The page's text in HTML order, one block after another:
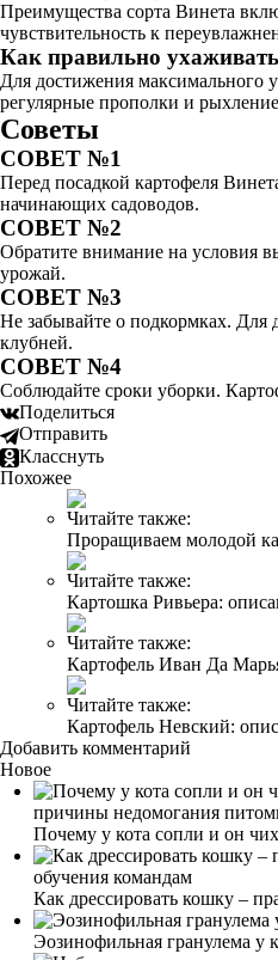
Преимущества сорта Винета
чувствительность к
Как правильно
Для достижения максимального
регулярные прополки и
Советы
СОВЕТ №1
Перед посадкой картофеля
начинающих садоводов.
СОВЕТ №2
Обратите внимание на условия
урожай.
СОВЕТ №3
Не забывайте о подкормках. Для
клубней.
СОВЕТ №4
Соблюдайте сроки уборки.
Поделиться
Отправить
Класснуть
Похожее
Читайте также:
Проращиваем молодой
Читайте также:
Картошка Ривьера:
Читайте также:
Картофель Иван Да
Читайте также:
Картофель Невский:
Добавить комментарий
Новое
Почему у кота сопли и он
Как дрессировать кошку –
Эозинофильная гранулема у